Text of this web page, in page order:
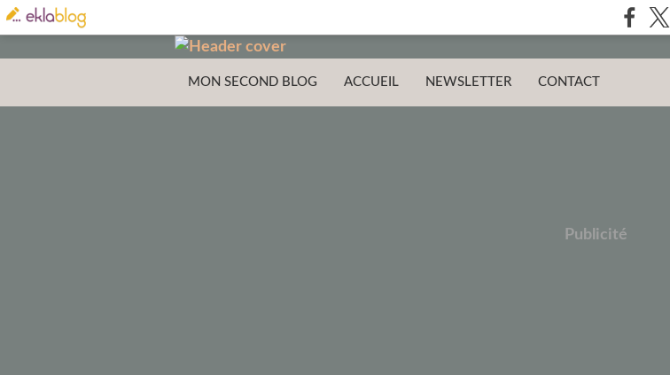
MON SECOND BLOG ACCUEIL NEWSLETTER CONTACT
Publicité